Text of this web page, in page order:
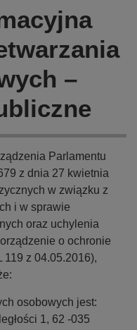
–
Parlamentu
z dnia 27 kwietnia
w związku z
i w sprawie
oraz uchylenia
o ochronie
z 04.05.2016),
osobowych jest:
1, 62 -035